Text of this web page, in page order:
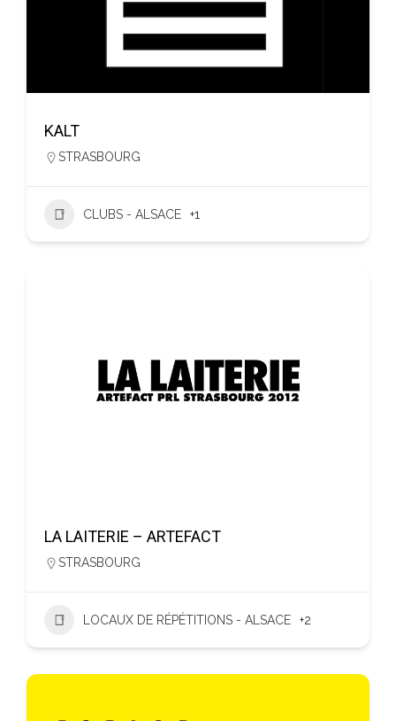
KALT
STRASBOURG
CLUBS - ALSACE +1
LA LAITERIE – ARTEFACT
STRASBOURG
LOCAUX DE RÉPÉTITIONS - ALSACE +2